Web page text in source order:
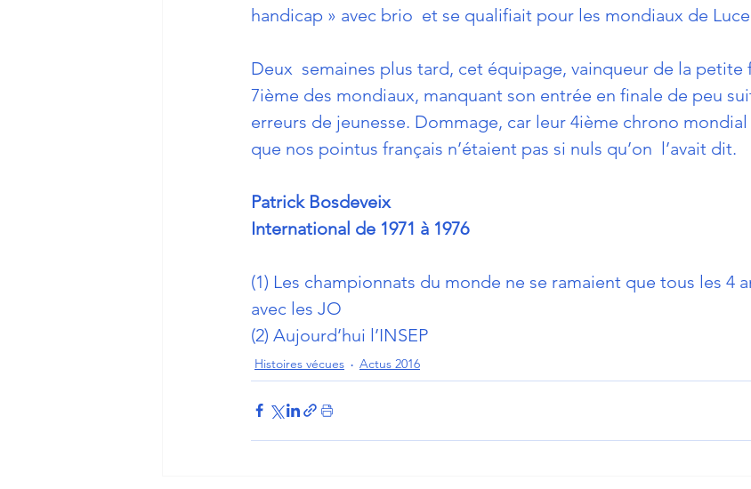
handicap » avec brio  et se qualifiait pour les mondiaux de
Deux  semaines plus tard, cet équipage, vainqueur de la petite
7ième des mondiaux, manquant son entrée en finale de peu
erreurs de jeunesse. Dommage, car leur 4ième chrono
que nos pointus français n’étaient pas si nuls qu’on  l’avait dit.
Patrick Bosdeveix
International de 1971 à 1976
(1) Les championnats du monde ne se ramaient que tous les 4
avec les JO
(2) Aujourd’hui l’INSEP
Histoires vécues Actus 2016